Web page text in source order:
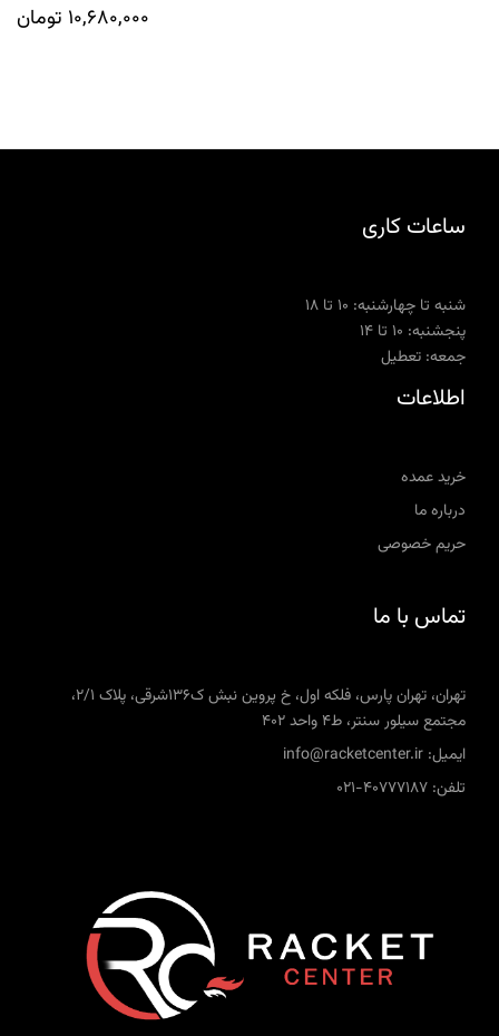
10,680,000 تومان
ساعات کاری
شنبه تا چهارشنبه: ۱۰ تا ۱۸
پنجشنبه: ۱۰ تا ۱۴
جمعه: تعطیل
اطلاعات
خرید عمده
درباره ما
حریم خصوصی
تماس با ما
تهران، تهران پارس، فلکه اول، خ پروین نبش ک136شرقی، پلاک 2/1،
مجتمع سیلور سنتر، ط4 واحد 402
ایمیل: info@racketcenter.ir
تلفن: 40777187-021